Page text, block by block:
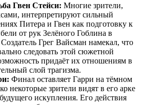
Гвен Стейси: Многие зрители,
интерпретируют сильный
Питера и Гвен как подготовку к
от рук Зелёного Гоблина в
Грег Вайсман намекал, что
следовать этой сюжетной
придаёт их отношениям в
слой трагизма.
Финал оставляет Гарри на тёмном
некоторые зрители видят в его арке
искупления. Его действия